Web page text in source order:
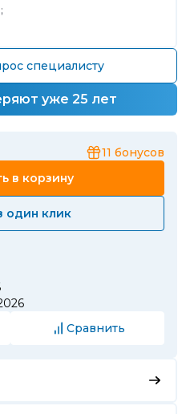
специалисту
уже 25 лет
11 бонусов
в корзину
один клик
Сравнить